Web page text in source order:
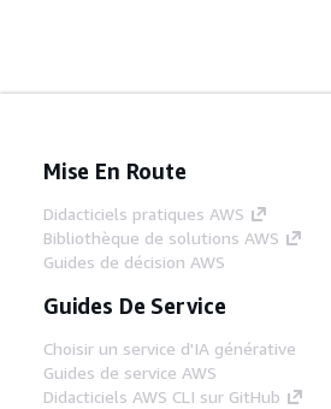
Mise En Route
Didacticiels pratiques AWS
Bibliothèque de solutions AWS
Guides de décision AWS
Guides De Service
Choisir un service d'IA générative
Guides de service AWS
Didacticiels AWS CLI sur GitHub